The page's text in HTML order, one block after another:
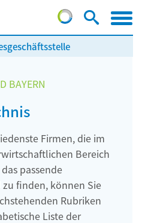
BAYERN
Firmen, die im
Bereich
passende
finden, können Sie
Rubriken
Liste der